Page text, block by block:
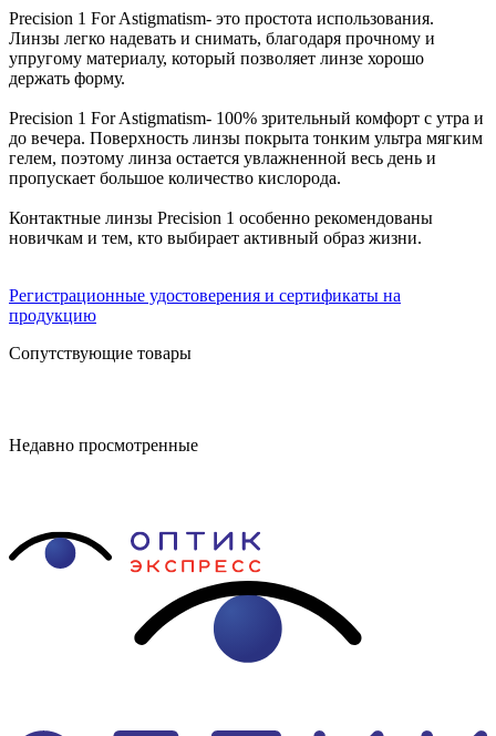
Precision 1 For Astigmatism- это простота использования.
Линзы легко надевать и снимать, благодаря прочному и
упругому материалу, который позволяет линзе хорошо
держать форму.
Precision 1 For Astigmatism- 100% зрительный комфорт с утра и
до вечера. Поверхность линзы покрыта тонким ультра мягким
гелем, поэтому линза остается увлажненной весь день и
пропускает большое количество кислорода.
Контактные линзы Precision 1 особенно рекомендованы
новичкам и тем, кто выбирает активный образ жизни.
Регистрационные удостоверения и сертификаты на
продукцию
Сопутствующие товары
Недавно просмотренные